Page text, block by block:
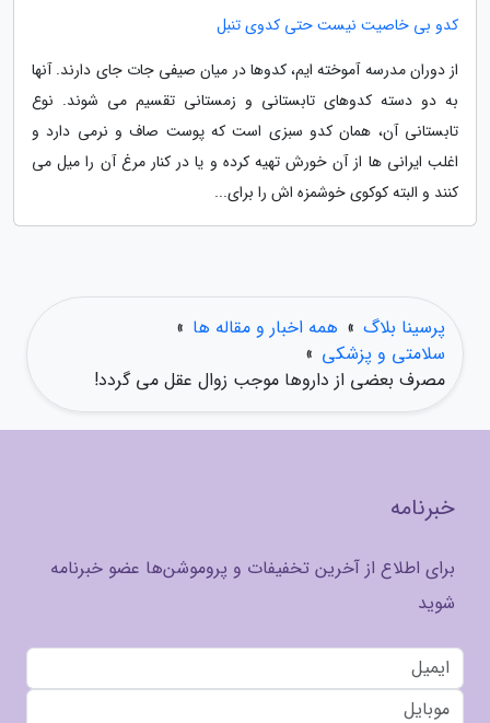
کدو بی خاصیت نیست حتی کدوی تنبل
از دوران مدرسه آموخته ایم، کدوها در میان صیفی جات جای دارند. آنها
به دو دسته کدوهای تابستانی و زمستانی تقسیم می شوند. نوع
تابستانی آن، همان کدو سبزی است که پوست صاف و نرمی دارد و
اغلب ایرانی ها از آن خورش تهیه کرده و یا در کنار مرغ آن را میل می
کنند و البته کوکوی خوشمزه اش را برای...
پرسینا بلاگ » همه اخبار و مقاله ها »
سلامتی و پزشکی »
مصرف بعضی از داروها موجب زوال عقل می گردد!
خبرنامه
برای اطلاع از آخرین تخفیفات و پروموشن‌ها عضو خبرنامه
شوید